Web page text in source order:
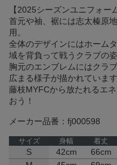
【2025シーズンユニフォー
首元や袖、裾には志太榛原
用。
全体のデザインにはホーム
域を背負って戦うクラブの姿
胸元のエンブレムにはクラ
広まる様子が描かれています
藤枝MYFCから放たれるエ
おう！
メーカー品番：fj000598
サイズ 身幅 着丈
S 42cm 66cm